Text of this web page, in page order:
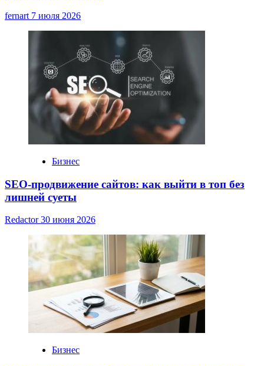
fernart 7 июля 2026
Бизнес
SEO-продвижение сайтов: как выйти в топ без
лишней суеты
Redactor30 июня 2026
Бизнес